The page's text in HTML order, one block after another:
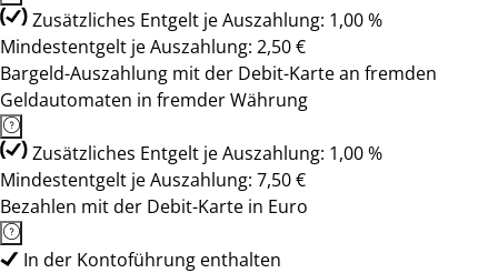
Zusätzliches Entgelt je Auszahlung: 1,00 %
Mindestentgelt je Auszahlung: 2,50 €
Bargeld-Auszahlung mit der Debit-Karte an fremden
Geldautomaten in fremder Währung
Zusätzliches Entgelt je Auszahlung: 1,00 %
Mindestentgelt je Auszahlung: 7,50 €
Bezahlen mit der Debit-Karte in Euro
In der Kontoführung enthalten